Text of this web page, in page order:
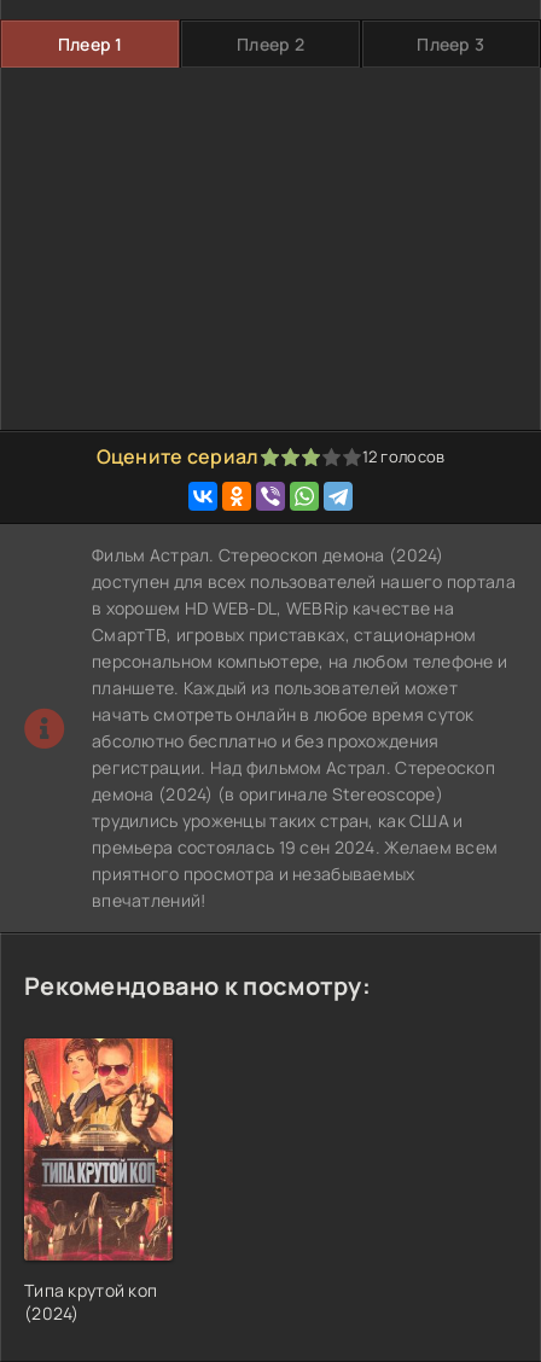
Плеер 1 Плеер 2 Плеер 3
Оцените сериал
1 2 3 4 5 12 голосов
Фильм Астрал. Стереоскоп демона (2024)
доступен для всех пользователей нашего портала
в хорошем HD WEB-DL, WEBRip качестве на
СмартТВ, игровых приставках, стационарном
персональном компьютере, на любом телефоне и
планшете. Каждый из пользователей может
начать смотреть онлайн в любое время суток
абсолютно бесплатно и без прохождения
регистрации. Над фильмом Астрал. Стереоскоп
демона (2024) (в оригинале Stereoscope)
трудились уроженцы таких стран, как США и
премьера состоялась 19 сен 2024. Желаем всем
приятного просмотра и незабываемых
впечатлений!
Рекомендовано к посмотру:
Типа крутой коп
(2024)